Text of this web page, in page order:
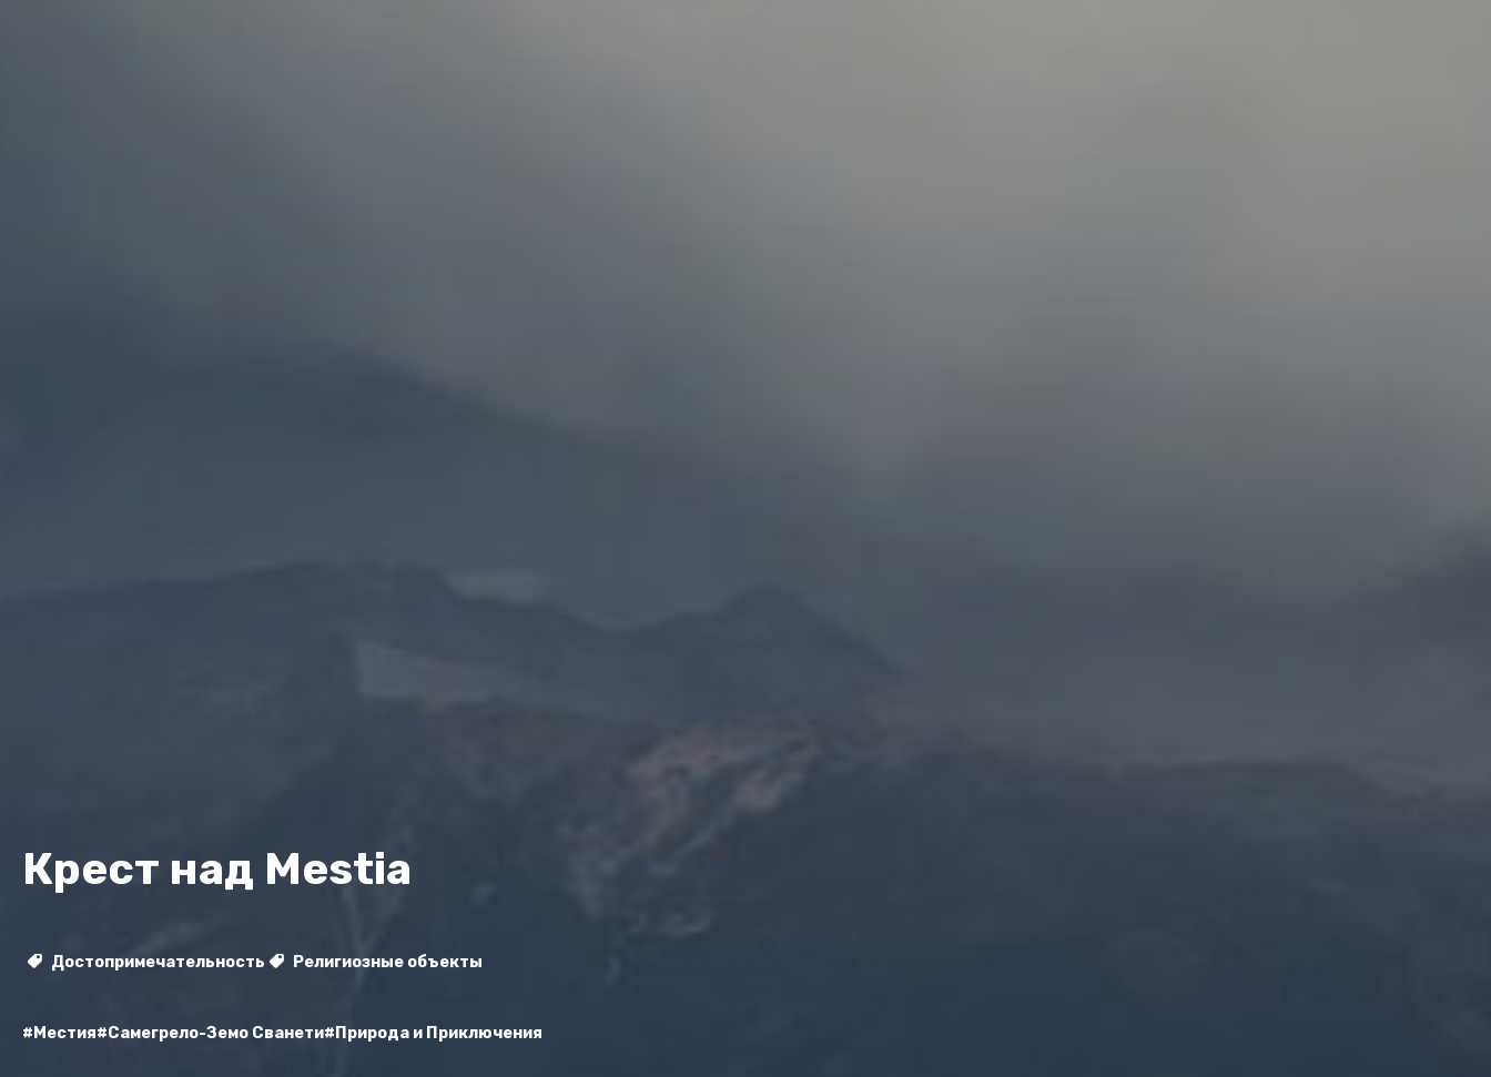
Крест над Mestia
Достопримечательность Религиозные объекты
#Местия#Самегрело-Земо Сванети#Природа и Приключения